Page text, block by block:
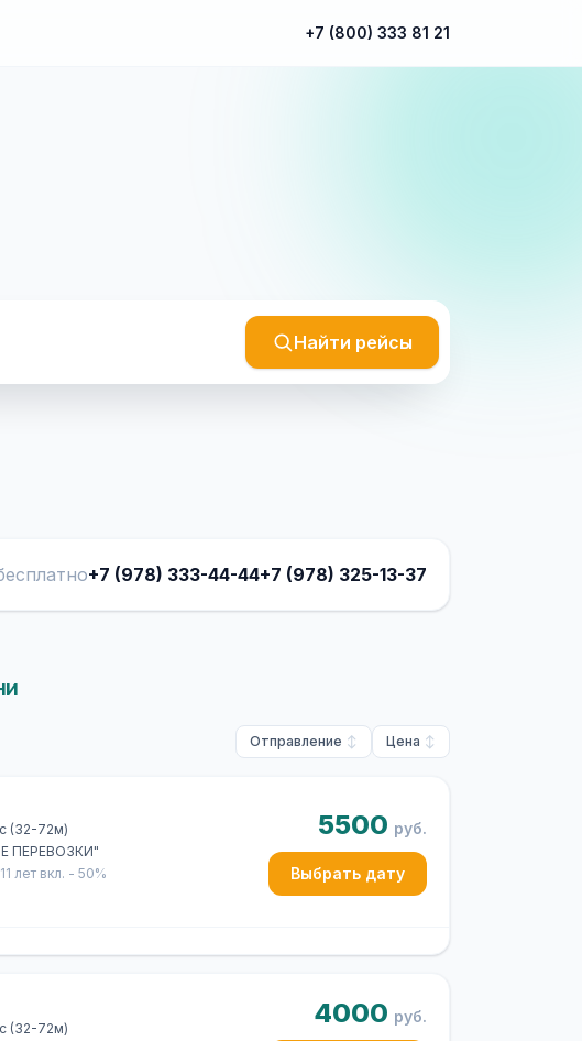
+7 (800) 333 81 21
Найти рейсы
+7 (978) 333-44-44+7 (978) 325-13-37
Отправление Цена
(32-72м)
ПЕРЕВОЗКИ"
лет вкл. - 50%
5500 руб.
Выбрать дату
(32-72м)
4000 руб.